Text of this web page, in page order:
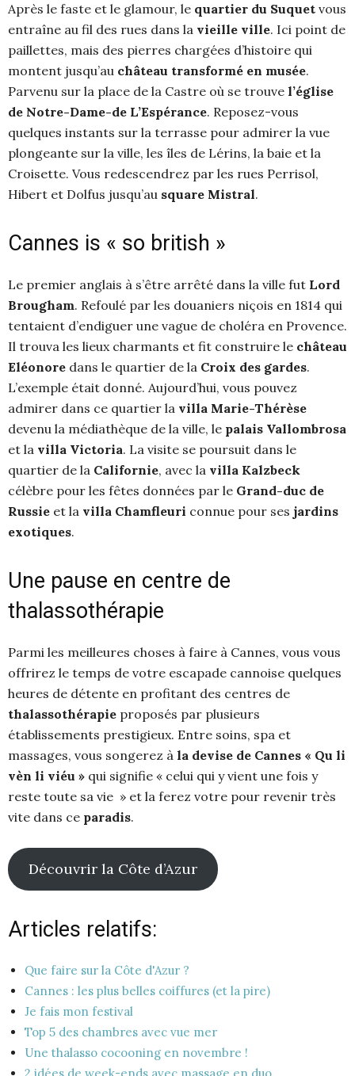
Après le faste et le glamour, le quartier du Suquet vous
entraîne au fil des rues dans la vieille ville. Ici point de
paillettes, mais des pierres chargées d’histoire qui
montent jusqu’au château transformé en musée.
Parvenu sur la place de la Castre où se trouve l’église
de Notre-Dame-de L’Espérance. Reposez-vous
quelques instants sur la terrasse pour admirer la vue
plongeante sur la ville, les îles de Lérins, la baie et la
Croisette. Vous redescendrez par les rues Perrisol,
Hibert et Dolfus jusqu’au square Mistral.
Cannes is « so british »
Le premier anglais à s’être arrêté dans la ville fut Lord
Brougham. Refoulé par les douaniers niçois en 1814 qui
tentaient d’endiguer une vague de choléra en Provence.
Il trouva les lieux charmants et fit construire le château
Eléonore dans le quartier de la Croix des gardes.
L’exemple était donné. Aujourd’hui, vous pouvez
admirer dans ce quartier la villa Marie-Thérèse
devenu la médiathèque de la ville, le palais Vallombrosa
et la villa Victoria. La visite se poursuit dans le
quartier de la Californie, avec la villa Kalzbeck
célèbre pour les fêtes données par le Grand-duc de
Russie et la villa Chamfleuri connue pour ses jardins
exotiques.
Une pause en centre de
thalassothérapie
Parmi les meilleures choses à faire à Cannes, vous vous
offrirez le temps de votre escapade cannoise quelques
heures de détente en profitant des centres de
thalassothérapie proposés par plusieurs
établissements prestigieux. Entre soins, spa et
massages, vous songerez à la devise de Cannes « Qu li
vèn li viéu » qui signifie « celui qui y vient une fois y
reste toute sa vie » et la ferez votre pour revenir très
vite dans ce paradis.
Découvrir la Côte d’Azur
Articles relatifs:
Que faire sur la Côte d'Azur ?
Cannes : les plus belles coiffures (et la pire)
Je fais mon festival
Top 5 des chambres avec vue mer
Une thalasso cocooning en novembre !